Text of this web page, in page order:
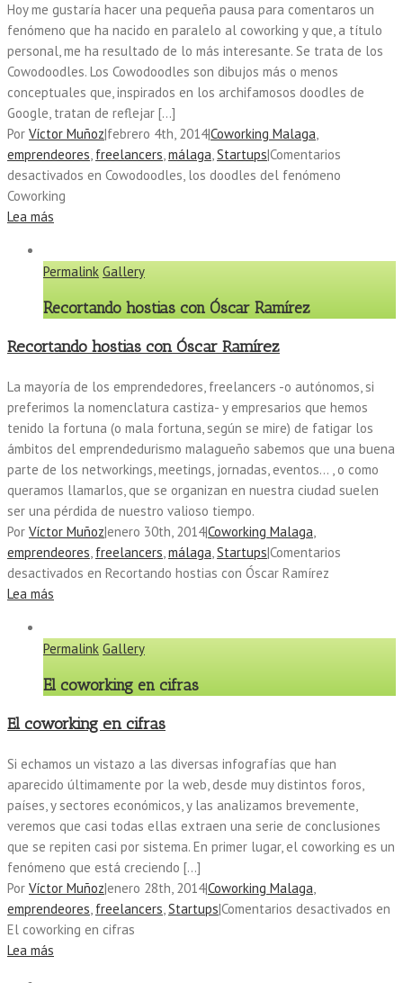
Hoy me gustaría hacer una pequeña pausa para comentaros un
fenómeno que ha nacido en paralelo al coworking y que, a título
personal, me ha resultado de lo más interesante. Se trata de los
Cowodoodles. Los Cowodoodles son dibujos más o menos
conceptuales que, inspirados en los archifamosos doodles de
Google, tratan de reflejar […]
Por Víctor Muñoz|febrero 4th, 2014|Coworking Malaga,
emprendeores, freelancers,málaga,Startups|Comentarios
desactivados en Cowodoodles, los doodles del fenómeno
Coworking
Lea más
Permalink Gallery
Recortando hostias con Óscar Ramírez
Recortando hostias con Óscar Ramírez
La mayoría de los emprendedores, freelancers -o autónomos, si
preferimos la nomenclatura castiza- y empresarios que hemos
tenido la fortuna (o mala fortuna, según se mire) de fatigar los
ámbitos del emprendedurismo malagueño sabemos que una buena
parte de los networkings, meetings, jornadas, eventos… , o como
queramos llamarlos, que se organizan en nuestra ciudad suelen
ser una pérdida de nuestro valioso tiempo.
Por Víctor Muñoz|enero 30th, 2014|Coworking Malaga,
emprendeores, freelancers,málaga,Startups|Comentarios
desactivados en Recortando hostias con Óscar Ramírez
Lea más
Permalink Gallery
El coworking en cifras
El coworking en cifras
Si echamos un vistazo a las diversas infografías que han
aparecido últimamente por la web, desde muy distintos foros,
países, y sectores económicos, y las analizamos brevemente,
veremos que casi todas ellas extraen una serie de conclusiones
que se repiten casi por sistema. En primer lugar, el coworking es un
fenómeno que está creciendo […]
Por Víctor Muñoz|enero 28th, 2014|Coworking Malaga,
emprendeores, freelancers,Startups|Comentarios desactivados en
El coworking en cifras
Lea más